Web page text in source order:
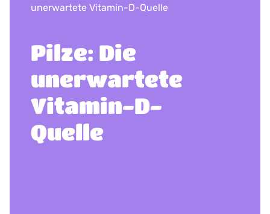
unerwartete Vitamin-D-Quelle
Pilze: Die
unerwartete
Vitamin-D-
Quelle